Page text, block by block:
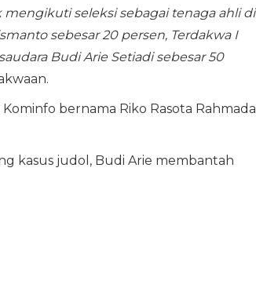
seleksi sebagai tenaga ahli di
sebesar 20 persen, Terdakwa I
Budi Arie Setiadi sebesar 50
bernama Riko Rasota Rahmada
kasus judol, Budi Arie membantah